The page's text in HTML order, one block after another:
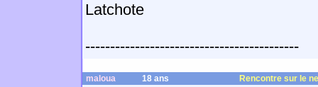
Latchote
-------------------------------------------
maloua 18 ans Rencontre sur le